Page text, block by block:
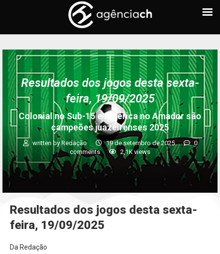
Resultados dos jogos desta sexta-
feira, 19/09/2025
Colonial no Sub-15 e América no Amador são
campeões juazeirenses 2025
written byRedação 19 de setembro de 2025
0
comments
2,1Kviews
Resultados dos jogos desta sexta-
feira, 19/09/2025
Da Redação